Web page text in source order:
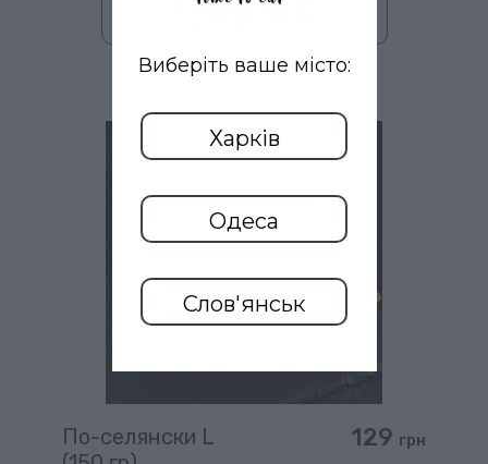
В кошик
По-селянски L
129 грн
Виберіть ваше місто:
Харків
Одеса
Слов'янськ